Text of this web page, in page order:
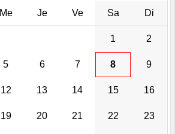
Me Je Ve Sa Di
1 2
5 6 7 8 9
12 13 14 15 16
19 20 21 22 23